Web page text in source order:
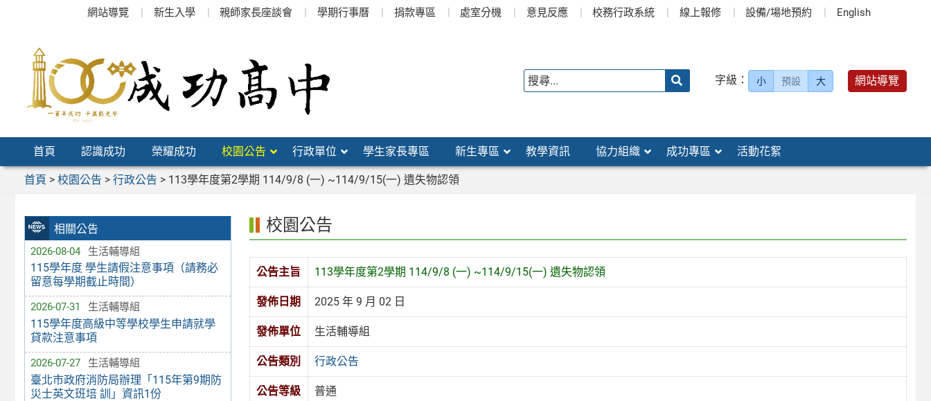
網站導覽 新生入學 親師家長座談會 學期行事曆 捐款專區 處室分機 意見反應 校務行政系統 線上報修 設備/場地預約 English
字級： 小 預設 大 網站導覽
首頁 認識成功 榮耀成功 校園公告 行政單位 學生家長專區 新生專區 教學資訊 協力組織 成功專區 活動花絮
首頁 > 校園公告 > 行政公告 > 113學年度第2學期 114/9/8 (一) ~114/9/15(一) 遺失物認領
相關公告
2026-08-04 生活輔導組
115學年度 學生請假注意事項（請務必
留意每學期截止時間）
2026-07-31 生活輔導組
115學年度高級中等學校學生申請就學
貸款注意事項
2026-07-27 生活輔導組
臺北市政府消防局辦理「115年第9期防
災士英文班培 訓」資訊1份
校園公告
公告主旨 113學年度第2學期 114/9/8 (一) ~114/9/15(一) 遺失物認領
發佈日期 2025 年 9 月 02 日
發佈單位 生活輔導組
公告類別 行政公告
公告等級 普通